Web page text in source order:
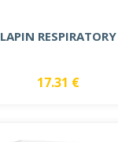
LAPIN RESPIRATORY
17.31 €